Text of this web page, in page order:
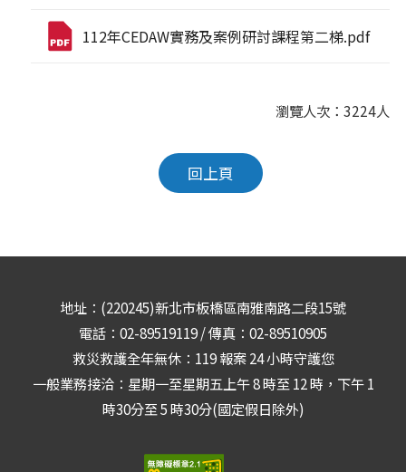
112年CEDAW實務及案例研討課程第二梯.pdf
瀏覽人次：3224人
回上頁
地址：(220245)新北市板橋區南雅南路二段15號
電話：02-89519119 / 傳真：02-89510905
救災救護全年無休：119 報案 24 小時守護您
一般業務接洽：星期一至星期五上午 8 時至 12 時，下午 1
時30分至 5 時30分(國定假日除外)